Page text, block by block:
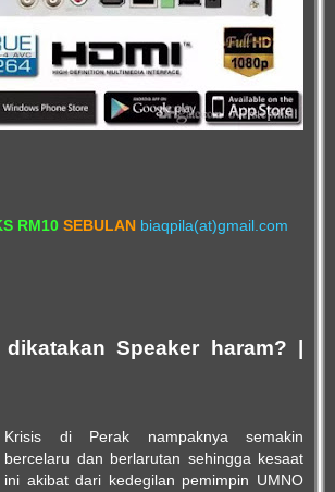
RM10 SEBULAN biaqpila(at)gmail .com
dikatakan Speaker haram? |
Krisis di Perak nampaknya semakin
bercelaru dan berlarutan sehingga kesaat
ini akibat dari kedegilan pemimpin UMNO